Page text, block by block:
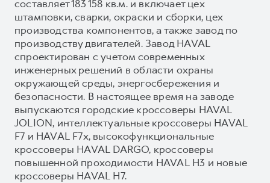
составляет 183 158 кв.м. и включает цех
штамповки, сварки, окраски и сборки, цех
производства компонентов, а также завод по
производству двигателей. Завод HAVAL
спроектирован с учетом современных
инженерных решений в области охраны
окружающей среды, энергосбережения и
безопасности. В настоящее время на заводе
выпускаются городские кроссоверы HAVAL
JOLION, интеллектуальные кроссоверы HAVAL
F7 и HAVAL F7x, высокофункциональные
кроссоверы HAVAL DARGO, кроссоверы
повышенной проходимости HAVAL H3 и новые
кроссоверы HAVAL H7.